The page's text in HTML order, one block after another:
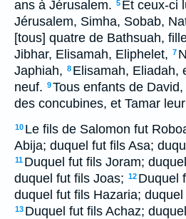
ans à Jérusalem. 5 Et ceux-ci
Jérusalem, Simha, Sobab,
[tous] quatre de Bathsuah,
Jibhar, Elisamah, Eliphelet, 7
Japhiah, 8 Elisamah, Eliadah,
neuf. 9Tous enfants de
des concubines, et Tamar
10 Le fils de Salomon fut
Abija; duquel fut fils Asa;
11 Duquel fut fils Joram;
duquel fut fils Joas; 12 Duquel
duquel fut fils Hazaria;
13 Duquel fut fils Achaz;